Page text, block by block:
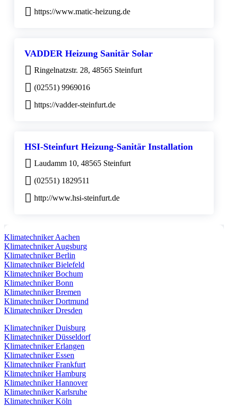
https://www.matic-heizung.de
VADDER Heizung Sanitär Solar
Ringelnatzstr. 28, 48565 Steinfurt
(02551) 9969016
https://vadder-steinfurt.de
HSI-Steinfurt Heizung-Sanitär Installation
Laudamm 10, 48565 Steinfurt
(02551) 1829511
http://www.hsi-steinfurt.de
Klimatechniker Aachen
Klimatechniker Augsburg
Klimatechniker Berlin
Klimatechniker Bielefeld
Klimatechniker Bochum
Klimatechniker Bonn
Klimatechniker Bremen
Klimatechniker Dortmund
Klimatechniker Dresden
Klimatechniker Duisburg
Klimatechniker Düsseldorf
Klimatechniker Erlangen
Klimatechniker Essen
Klimatechniker Frankfurt
Klimatechniker Hamburg
Klimatechniker Hannover
Klimatechniker Karlsruhe
Klimatechniker Köln